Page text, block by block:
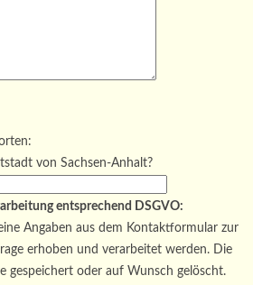
von Sachsen-Anhalt?
entsprechend DSGVO:
Angaben aus dem Kontaktformular zur
erhoben und verarbeitet werden. Die
gespeichert oder auf Wunsch gelöscht.